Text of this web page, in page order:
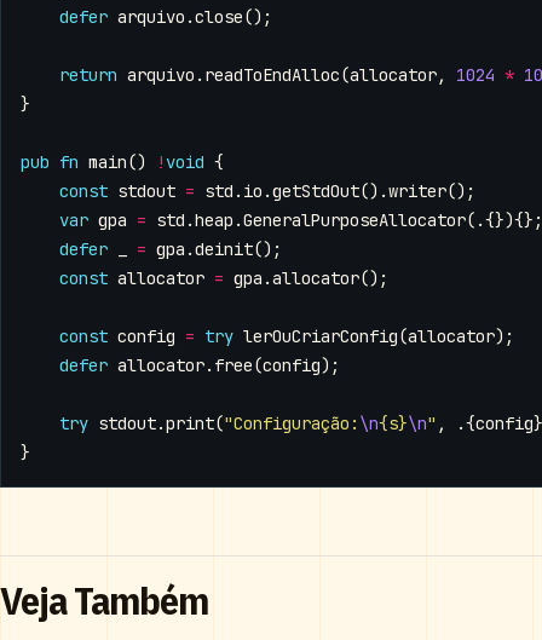
defer arquivo .close();
return arquivo . readToEndAlloc(allocator, 1024 *
}
pub fn main() ! void {
const stdout = std . io .getStdOut().writer();
var gpa = std .heap .GeneralPurposeAllocator(.{}){};
defer
= gpa .deinit();
const allocator = gpa .allocator();
const config = try lerOuCriarConfig(allocator);
defer allocator. free(config);
try stdout.print("Configuração: \n{s}\n" , .{config
}
Veja Também